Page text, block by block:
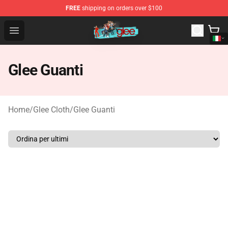
FREE shipping on orders over $100
Open menu
Glee Store - Official Glee Merchandise Shop
Glee Guanti
Home/Glee Cloth/Glee Guanti